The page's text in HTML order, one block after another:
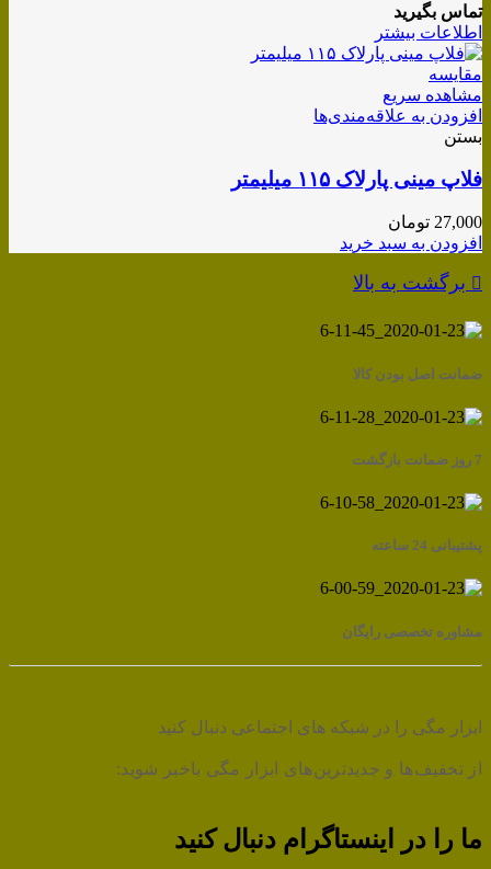
تماس بگیرید
اطلاعات بیشتر
مقایسه
مشاهده سریع
افزودن به علاقه‌مندی‌ها
بستن
فلاپ مینی پارلاک ۱۱۵ میلیمتر
27,000 تومان
افزودن به سبد خرید
برگشت به بالا
ضمانت اصل بودن کالا
7 روز ضمانت بازگشت
پشتیبانی 24 ساعته
مشاوره تخصصی رایگان
ابزار مگی را در شبکه های اجتماعی دنبال کنید
از تخفیف‌ها و جدیدترین‌های ابزار مگی باخبر شوید:
ما را در اینستاگرام دنبال کنید